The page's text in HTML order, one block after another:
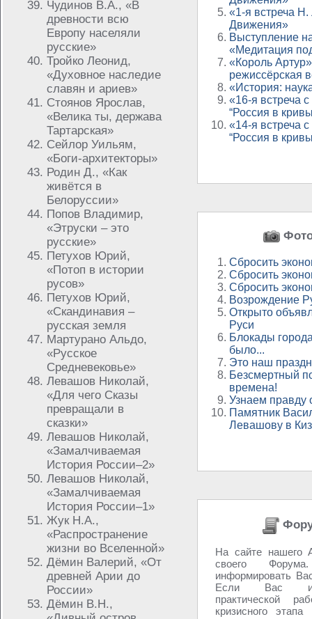
Чудинов В.А., «В
древности всю
Европу населяли
русские»
Тройко Леонид,
«Духовное наследие
славян и ариев»
Стоянов Ярослав,
«Велика ты, держава
Тартарская»
Сейлор Уильям,
«Боги-архитекторы»
Родин Д., «Как
живётся в
Белоруссии»
Попов Владимир,
«Этруски – это
русские»
Петухов Юрий,
«Потоп в истории
русов»
Петухов Юрий,
«Скандинавия –
русская земля
Мартурано Альдо,
«Русское
Средневековье»
Левашов Николай,
«Для чего Сказы
превращали в
сказки»
Левашов Николай,
«Замалчиваемая
История России–2»
Левашов Николай,
«Замалчиваемая
История России–1»
Жук Н.А.,
«Распространение
жизни во Вселенной»
Дёмин Валерий, «От
древней Арии до
России»
Дёмин В.Н.,
«1-я встреча
Движения»
Выступление
«Медитация
«Король
режиссёрская
«История:
«16-я встреча
“Россия в
«14-я встреча
“Россия в
Сбросить
Сбросить
Сбросить
Возрождение
Открыто
Руси
Блокады
было...
Это наш
Безсмертный
времена!
Узнаем
Памятник
Левашову в
На сайте нашего
своего
информировать
Если Вас
практической
кризисного